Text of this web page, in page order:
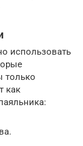
использовать
только
как